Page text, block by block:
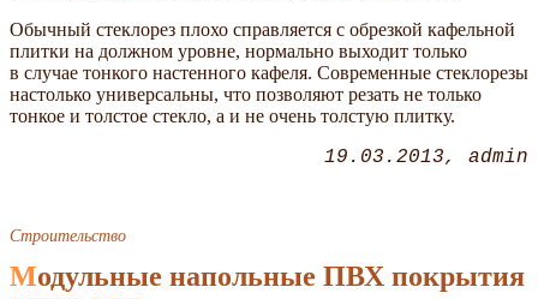
Обычный стеклорез плохо справляется с обрезкой кафельной
плитки на должном уровне, нормально выходит только
в случае тонкого настенного кафеля. Современные стеклорезы
настолько универсальны, что позволяют резать не только
тонкое и толстое стекло, а и не очень толстую плитку.
19.03.2013 admin
Строительство
Модульные напольные ПВХ покрытия